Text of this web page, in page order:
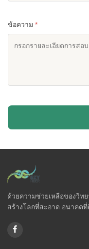
ข้อความ *
ด้วยความช่วยเหลือของวิท
สร้างโลกที่สะอาด อนาคต